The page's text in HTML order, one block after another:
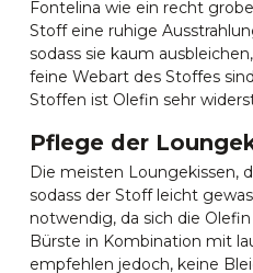
Fontelina wie ein recht
Stoff eine ruhige
sodass sie kaum
feine Webart des Stoffes
Stoffen ist Olefin sehr
Pflege der
Die meisten Loungekissen,
sodass der Stoff leicht
notwendig, da sich die
Bürste in Kombination mit
empfehlen jedoch, keine